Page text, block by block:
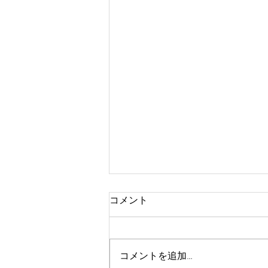
コメント
コメントを追加…